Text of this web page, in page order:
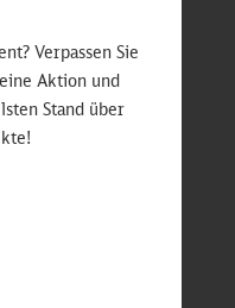
Verpassen Sie
Aktion und
Stand über